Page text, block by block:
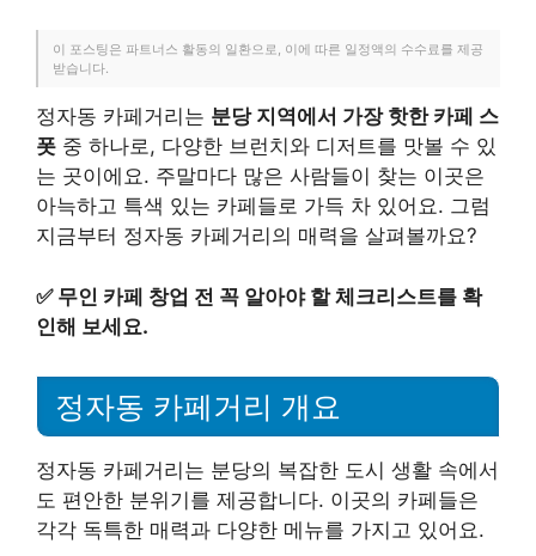
이 포스팅은 파트너스 활동의 일환으로, 이에 따른 일정액의 수수료를 제공
받습니다.
정자동 카페거리는 분당 지역에서 가장 핫한 카페 스
폿 중 하나로, 다양한 브런치와 디저트를 맛볼 수 있
는 곳이에요. 주말마다 많은 사람들이 찾는 이곳은
아늑하고 특색 있는 카페들로 가득 차 있어요. 그럼
지금부터 정자동 카페거리의 매력을 살펴볼까요?
✅ 무인 카페 창업 전 꼭 알아야 할 체크리스트를 확
인해 보세요.
정자동 카페거리 개요
정자동 카페거리는 분당의 복잡한 도시 생활 속에서
도 편안한 분위기를 제공합니다. 이곳의 카페들은
각각 독특한 매력과 다양한 메뉴를 가지고 있어요.